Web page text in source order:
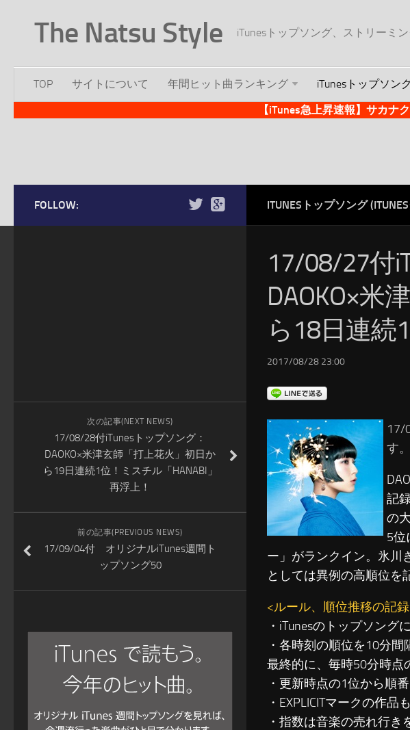
The Natsu Style iTunesトップソング、ストリーミ
TOP サイトについて 年間ヒット曲ランキング iTunesトップソン
【iTunes急上昇速報】サカナ
ITUNESトップソング
17/08/27付
DAOKO×米
ら18日連続
2017/08/28 23:00
17/
す。
記
の
5位
ー」がランクイン。氷川
としては異例の高順位を
<ルール、順位推移の記
・iTunesのトップソング
・各時刻の順位を10分間
最終的に、毎時50分時点
・更新時点の1位から順
・EXPLICITマークの作
・指数は音楽の売れ行
FOLLOW:
次の記事(NEXT NEWS)
17/08/28付iTunesトップソング：
DAOKO×米津玄師「打上花火」初日か
ら19日連続1位！ミスチル「HANABI」
再浮上！
前の記事(PREVIOUS NEWS)
17/09/04付 オリジナルiTunes週間ト
ップソング50